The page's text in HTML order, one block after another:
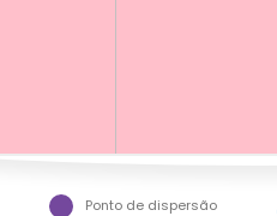
Ponto de dispersão